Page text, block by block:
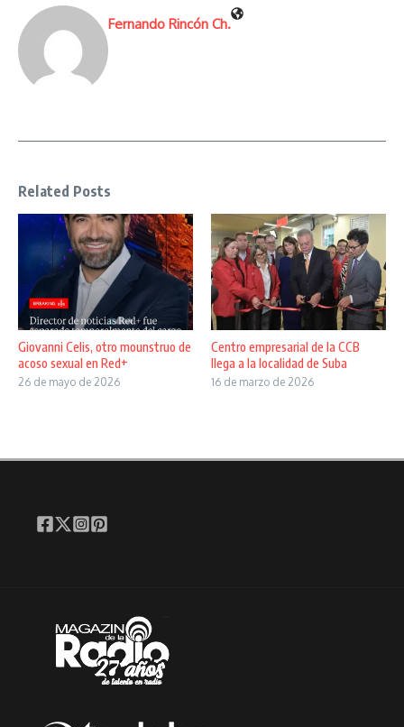
Fernando Rincón Ch.
Related Posts
Giovanni Celis, otro mounstruo de
acoso sexual en Red+
26 de mayo de 2026
Centro empresarial de la CCB
llega a la localidad de Suba
16 de marzo de 2026